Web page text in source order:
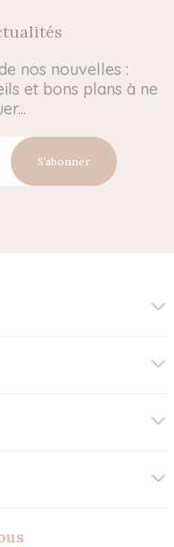
nos nouvelles :
et bons plans à ne
S’abonner